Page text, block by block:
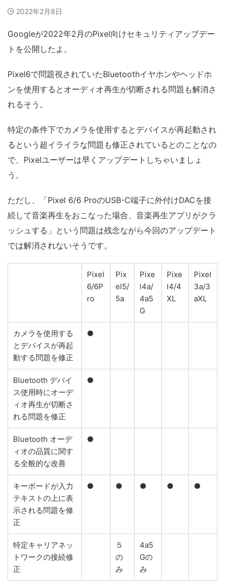
2022年2月8日
Googleが2022年2月のPixel向けセキュリティアップデー
トを公開したよ。
Pixel6で問題視されていたBluetoothイヤホンやヘッドホ
ンを使用するとオーディオ再生が切断される問題も解消さ
れるそう。
特定の条件下でカメラを使用するとデバイスが再起動され
るという超イライラな問題も修正されているとのことなの
で、Pixelユーザーは早くアップデートしちゃいましょ
う。
ただし、「Pixel 6/6 ProのUSB-C端子に外付けDACを接
続して音楽再生をおこなった場合、音楽再生アプリがクラ
ッシュする」という問題は残念ながら今回のアップデート
では解消されないそうです。
Pixel
6/6P
ro
Pix
el5/
5a
Pixe
l4a/
4a5
G
Pixe
l4/4
XL
Pixel
3a/3
aXL
カメラを使用する
とデバイスが再起
動する問題を修正
●
Bluetooth デバイ
ス使用時にオーデ
ィオ再生が切断さ
れる問題を修正
●
Bluetooth オーデ
ィオの品質に関す
る全般的な改善
●
キーボードが入力
テキストの上に表
示される問題を修
正
● ● ● ● ●
特定キャリアネッ
トワークの接続修
正
５
の
み
4a5
Gの
み